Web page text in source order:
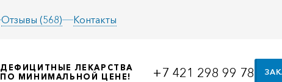
Отзывы (568) Контакты
ДЕФИЦИТНЫЕ ЛЕКАРСТВА
ПО МИНИМАЛЬНОЙ ЦЕНЕ!
+7 421 298 99 78